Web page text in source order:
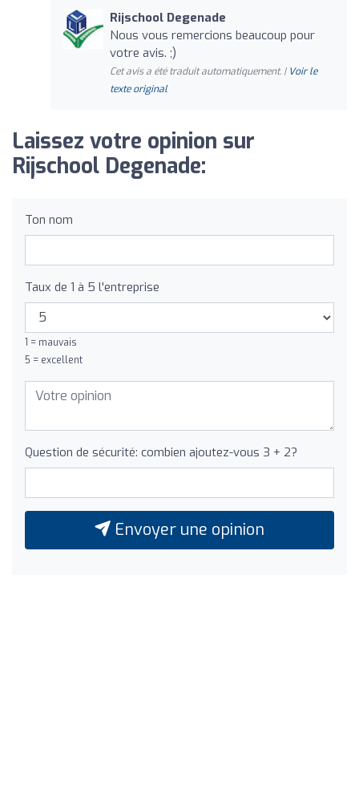
Rijschool Degenade
Nous vous remercions beaucoup pour
votre avis. ;)
Cet avis a été traduit automatiquement. | Voir le
texte original
Laissez votre opinion sur
Rijschool Degenade:
Ton nom
Taux de 1 à 5 l'entreprise
1 = mauvais
5 = excellent
Question de sécurité: combien ajoutez-vous 3 + 2?
Envoyer une opinion